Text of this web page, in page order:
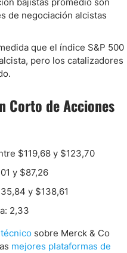
de negociación alcistas
que el índice S&P 500
pero los catalizadores
Corto de Acciones
$119,68 y $123,70
y $87,26
y $138,61
2,33
sobre Merck & Co
mejores plataformas de